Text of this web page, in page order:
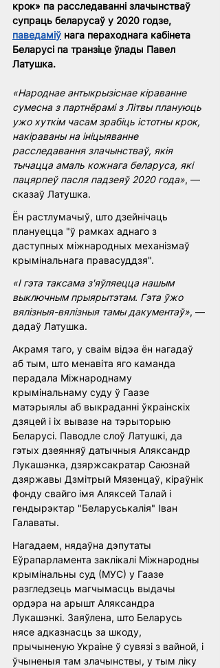
крок» па расследаванні злачынстваў
супраць беларусаў у 2020 годзе,
паведаміў нага пераходнага кабінета
Беларусі па транзіце ўлады Павел
Латушка.
«Народнае антыкрызіснае кіраванне
сумесна з партнёрамі з Літвы плануюць
ужо хуткім часам зрабіць істотны крок,
накіраваны на ініцыяванне
расследавання злачынстваў, якія
тычацца амаль кожнага беларуса, які
пацярпеў пасля падзеяў 2020 года», —
сказаў Латушка.
Ён растлумачыў, што дзейнічаць
плануецца "ў рамках аднаго з
даступных міжнародных механізмаў
крымінальнага правасуддзя".
«І гэта таксама з'яўляецца нашым
выключным прыярытэтам. Гэта ўжо
вялізныя-вялізныя тамы дакументаў», —
дадаў Латушка.
Акрамя таго, у сваім відэа ён нагадаў
аб тым, што менавіта яго каманда
перадала Міжнароднаму
крымінальнаму суду ў Гаазе
матэрыялы аб выкраданні ўкраінскіх
дзяцей і іх вывазе на тэрыторыю
Беларусі. Паводле слоў Латушкі, да
гэтых дзеянняў датычныя Аляксандр
Лукашэнка, дзяржсакратар Саюзнай
дзяржавы Дзмітрый Мязенцаў, кіраўнік
фонду свайго імя Аляксей Талай і
гендырэктар "Беларуськалія" Іван
Галаваты.
Нагадаем, нядаўна дэпутаты
Еўрапарламента заклікалі Міжнародны
крымінальны суд (МУС) у Гаазе
разгледзець магчымасць выдачы
ордэра на арышт Аляксандра
Лукашэнкі. Заяўлена, што Беларусь
нясе адказнасць за шкоду,
прычыненую Украіне ў сувязі з вайной, і
ўчыненыя там злачынствы, у тым ліку